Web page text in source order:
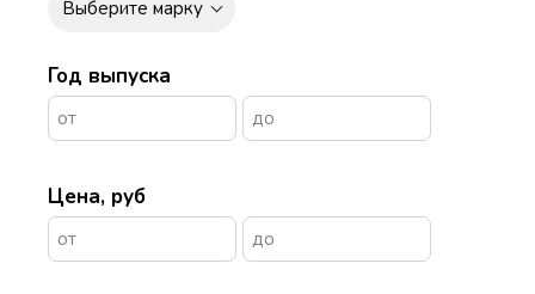
Выберите марку
Год выпуска
Цена, руб